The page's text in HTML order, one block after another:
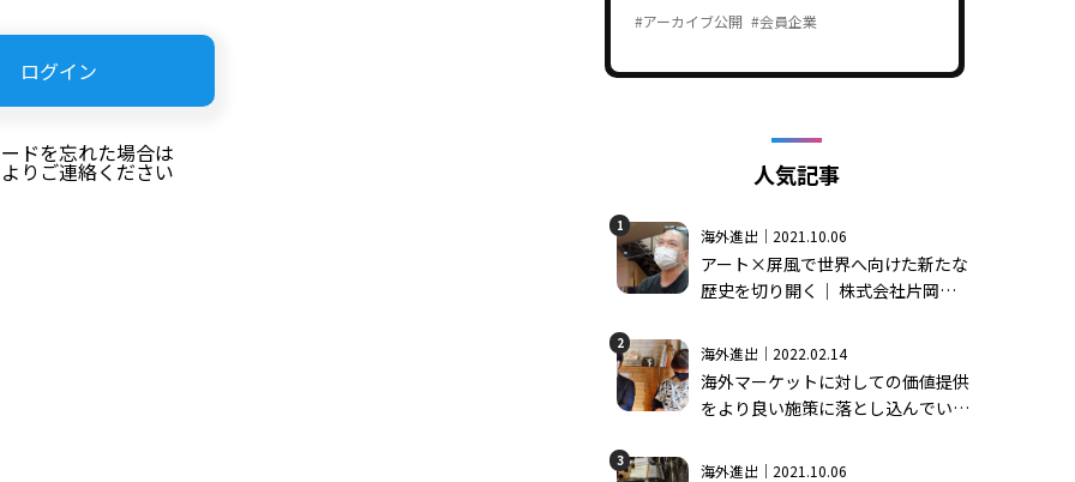
ドを忘れた場合は
りご連絡ください
#アーカイブ公開 #会員企業
人気記事
1
海外進出｜2021.10.06
アート×屏風で世界へ向けた新たな
歴史を切り開く│ 株式会社片岡屏
2
海外進出｜2022.02.14
海外マーケットに対しての価値提供
をより良い施策に落とし込んでいく
会社モーンガータ＃2
3
海外進出｜2021.10.06